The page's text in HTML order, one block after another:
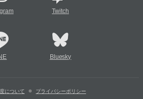
Twitch
Bluesky
について プライバシーポリシー